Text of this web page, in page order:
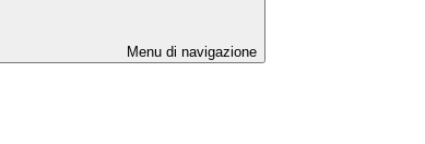
Menu di navigazione